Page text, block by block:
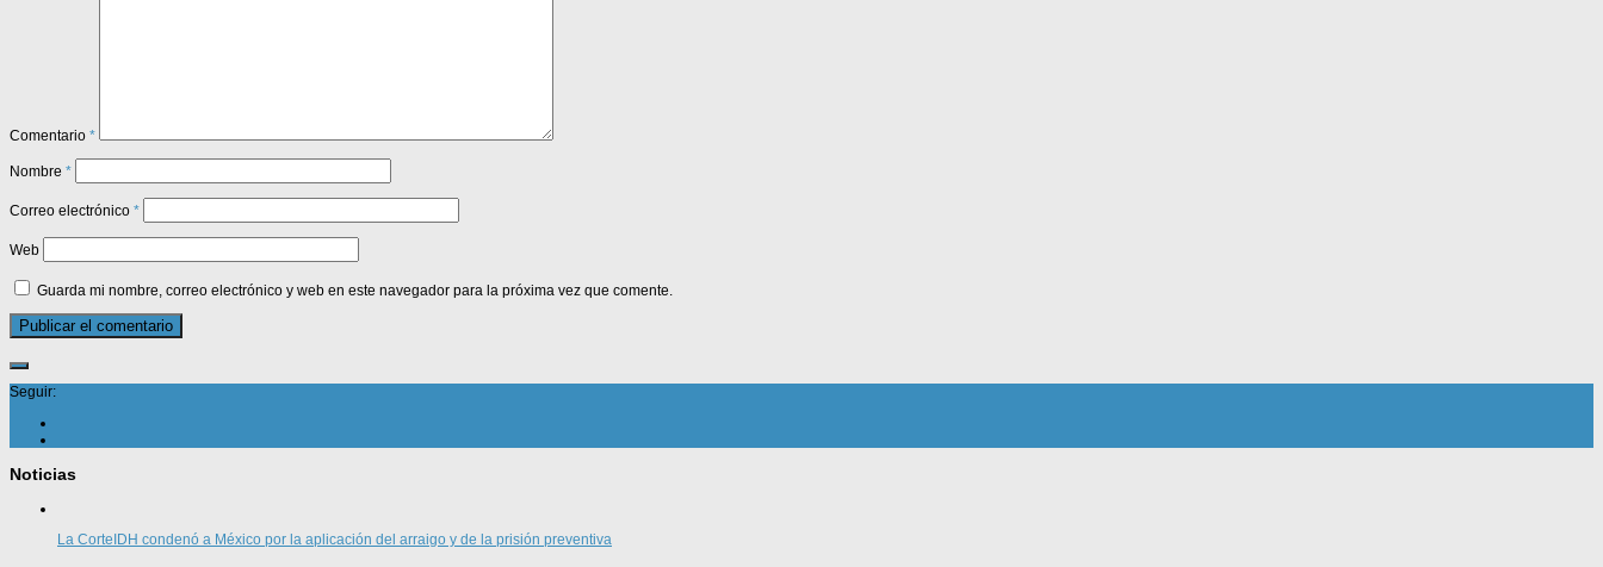
Comentario *
Nombre *
Correo electrónico *
Web
Guarda mi nombre, correo electrónico y web en este navegador para la próxima vez que comente.
Seguir:
Noticias
La CorteIDH condenó a México por la aplicación del arraigo y de la prisión preventiva